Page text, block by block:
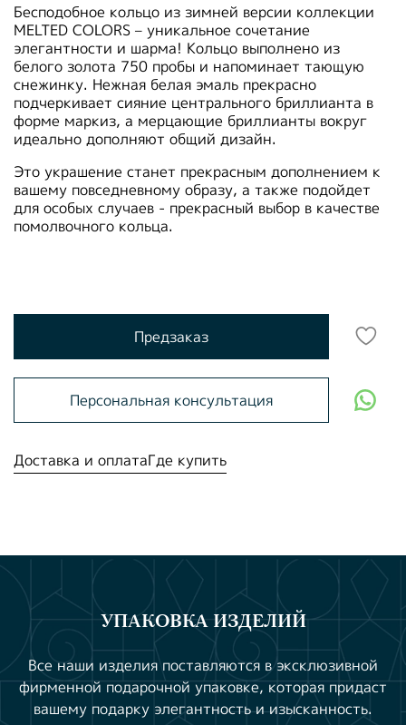
Бесподобное кольцо из зимней версии коллекции
MELTED COLORS – уникальное сочетание
элегантности и шарма! Кольцо выполнено из
белого золота 750 пробы и напоминает тающую
снежинку. Нежная белая эмаль прекрасно
подчеркивает сияние центрального бриллианта в
форме маркиз, а мерцающие бриллианты вокруг
идеально дополняют общий дизайн.
Это украшение станет прекрасным дополнением к
вашему повседневному образу, а также подойдет
для особых случаев - прекрасный выбор в качестве
помолвочного кольца.
Предзаказ
Персональная консультация
Доставка и оплатаГде купить
УПАКОВКА ИЗДЕЛИЙ
Все наши изделия поставляются в эксклюзивной
фирменной подарочной упаковке, которая придаст
вашему подарку элегантность и изысканность.